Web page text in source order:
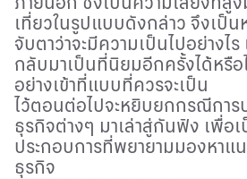
เที่ยวในรูปแบบดังกล่าว จึงเป็
จับตาว่าจะมีความเป็นไปอย่างไ
กลับมาเป็นที่นิยมอีกครั้งได้หรือ
อย่างเข้าที่แบบที่ควรจะเป็น
ไว้ตอนต่อไปจะหยิบยกกรณีการ
ธุรกิจต่างๆ มาเล่าสู่กันฟัง เพื่อ
ประกอบการที่พยายามมองหาแ
ธุรกิจ